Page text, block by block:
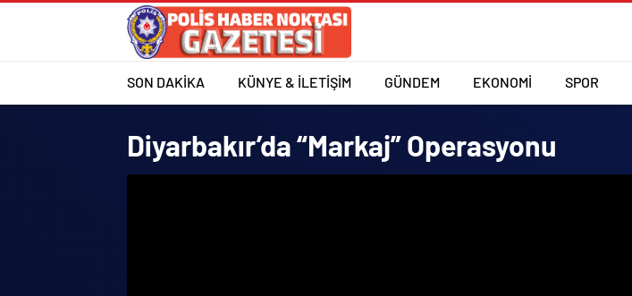
SON DAKİKA KÜNYE & İLETİŞİM GÜNDEM EKONOMİ SPOR
Diyarbakır’da “Markaj” Operasyonu